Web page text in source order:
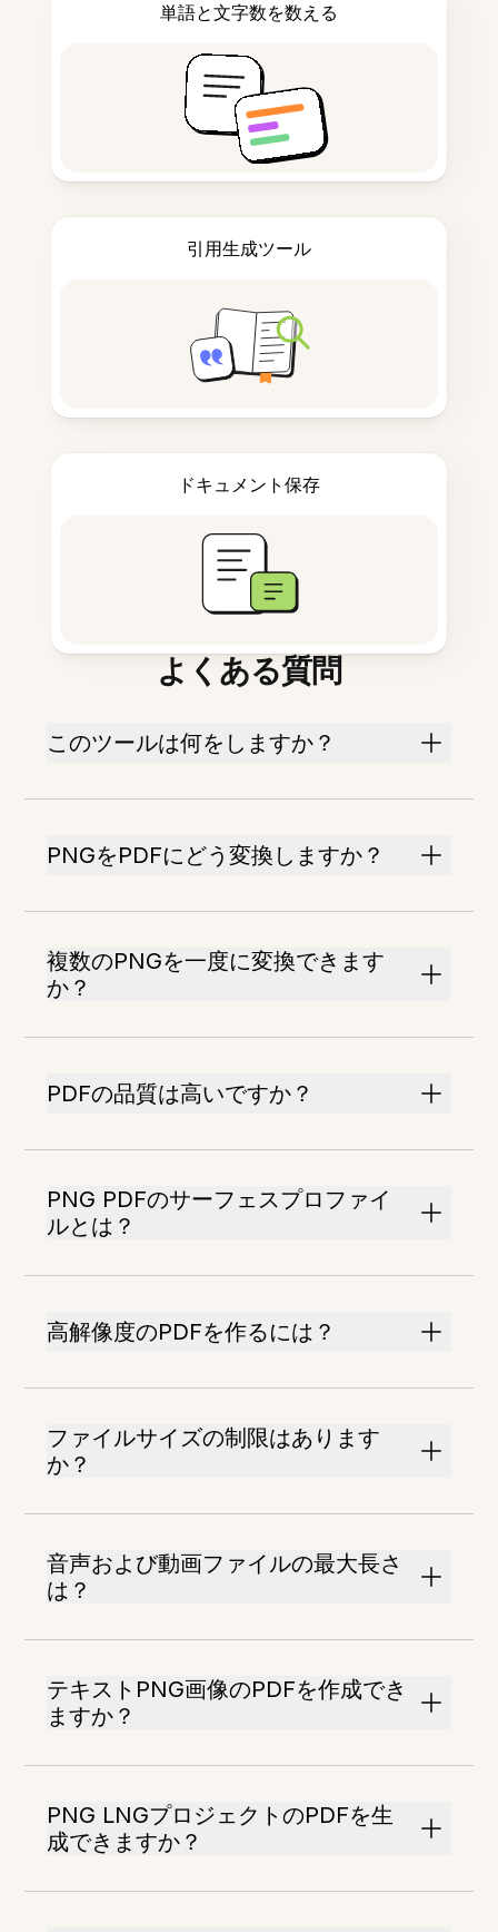
単語と文字数を数える
引用生成ツール
ドキュメント保存
よくある質問
このツールは何をしますか？
PNGをPDFにどう変換しますか？
複数のPNGを一度に変換できます
か？
PDFの品質は高いですか？
PNG PDFのサーフェスプロファイ
ルとは？
高解像度のPDFを作るには？
ファイルサイズの制限はあります
か？
音声および動画ファイルの最大長さ
は？
テキストPNG画像のPDFを作成でき
ますか？
PNG LNGプロジェクトのPDFを生
成できますか？